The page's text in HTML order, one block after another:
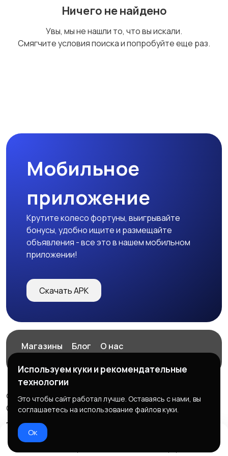
Микрофоны
Ничего не найдено
Увы, мы не нашли то, что вы искали.
Смягчите условия поиска и попробуйте еще раз.
Мобильное
приложение
Крутите колесо фортуны, выигрывайте
бонусы, удобно ищите и размещайте
объявления - все это в нашем мобильном
приложении!
Скачать APK
Магазины Блог
О нас
© 2026 ExZz.ru - Маркетплейс Экспресс Заказ
ООО "ЭКЗЗ", ОГРН: 888333777444
Правила сервиса
Используем куки и рекомендательные
технологии
Это чтобы сайт работал лучше. Оставаясь с нами, вы
соглашаетесь на использование файлов куки.
Ок